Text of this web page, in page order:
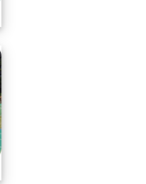
體育表演會(全員賽跑會前賽)